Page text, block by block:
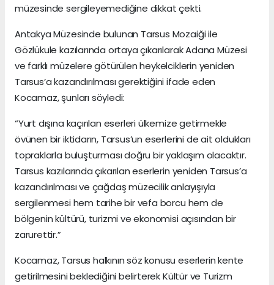
müzesinde sergileyemediğine dikkat çekti.
Antakya Müzesinde bulunan Tarsus Mozaiği ile
Gözlükule kazılarında ortaya çıkarılarak Adana Müzesi
ve farklı müzelere götürülen heykelciklerin yeniden
Tarsus’a kazandırılması gerektiğini ifade eden
Kocamaz, şunları söyledi:
“Yurt dışına kaçırılan eserleri ülkemize getirmekle
övünen bir iktidarın, Tarsus’un eserlerini de ait oldukları
topraklarla buluşturması doğru bir yaklaşım olacaktır.
Tarsus kazılarında çıkarılan eserlerin yeniden Tarsus’a
kazandırılması ve çağdaş müzecilik anlayışıyla
sergilenmesi hem tarihe bir vefa borcu hem de
bölgenin kültürü, turizmi ve ekonomisi açısından bir
zarurettir.”
Kocamaz, Tarsus halkının söz konusu eserlerin kente
getirilmesini beklediğini belirterek Kültür ve Turizm